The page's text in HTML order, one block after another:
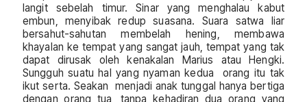
langit sebelah timur. Sinar yang menghalau kabut
embun, menyibak redup suasana. Suara satwa liar
bersahut-sahutan membelah hening, membawa
khayalan ke tempat yang sangat jauh, tempat yang tak
dapat dirusak oleh kenakalan Marius atau Hengki.
Sungguh suatu hal yang nyaman kedua orang itu tak
ikut serta. Seakan menjadi anak tunggal hanya bertiga
dengan orang tua, tanpa kehadiran dua orang yang